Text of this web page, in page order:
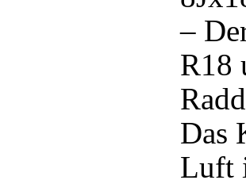
–
R18
Das
Luft